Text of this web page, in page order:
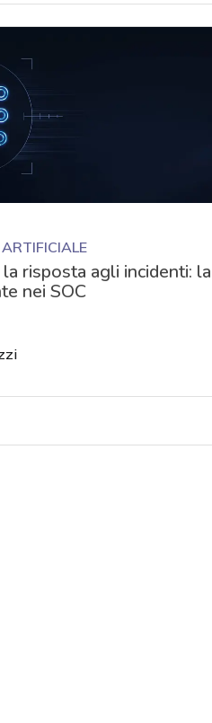
la risposta agli incidenti: la
nei SOC